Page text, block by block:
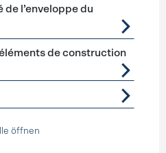
de l’enveloppe du
de construction
öffnen